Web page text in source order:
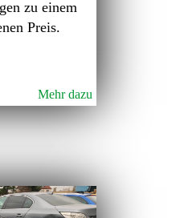
zu einem
Preis.
Mehr dazu